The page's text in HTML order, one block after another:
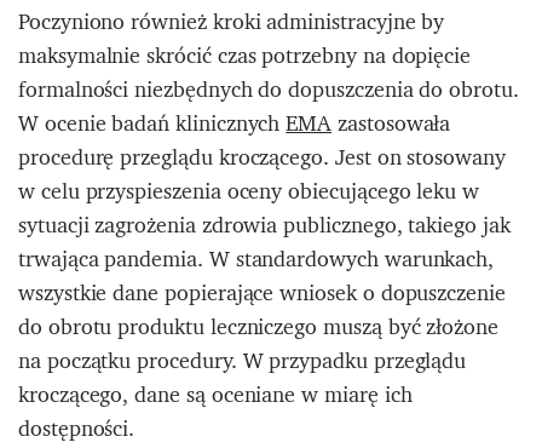
Poczyniono również kroki administracyjne by
maksymalnie skrócić czas potrzebny na dopięcie
formalności niezbędnych do dopuszczenia do obrotu.
W ocenie badań klinicznychEMAzastosowała
procedurę przeglądu kroczącego. Jest on stosowany
w celu przyspieszenia oceny obiecującego leku w
sytuacji zagrożenia zdrowia publicznego, takiego jak
trwająca pandemia. W standardowych warunkach,
wszystkie dane popierające wniosek o dopuszczenie
do obrotu produktu leczniczego muszą być złożone
na początku procedury. W przypadku przeglądu
kroczącego, dane są oceniane w miarę ich
dostępności.